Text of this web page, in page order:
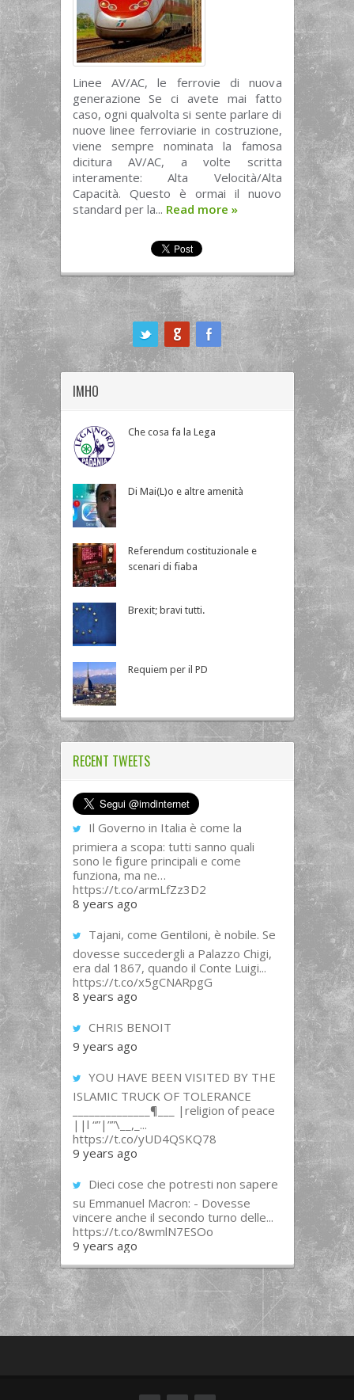
Linee AV/AC, le ferrovie di nuova
generazione Se ci avete mai fatto
caso, ogni qualvolta si sente parlare di
nuove linee ferroviarie in costruzione,
viene sempre nominata la famosa
dicitura AV/AC, a volte scritta
interamente: Alta Velocità/Alta
Capacità. Questo è ormai il nuovo
standard per la... Read more »
IMHO
Che cosa fa la Lega
Di Mai(L)o e altre amenità
Referendum costituzionale e
scenari di fiaba
Brexit; bravi tutti.
Requiem per il PD
RECENT TWEETS
Il Governo in Italia è come la
primiera a scopa: tutti sanno quali
sono le figure principali e come
funziona, ma ne…
https://t.co/armLfZz3D2
8 years ago
Tajani, come Gentiloni, è nobile. Se
dovesse succedergli a Palazzo Chigi,
era dal 1867, quando il Conte Luigi...
https://t.co/x5gCNARpgG
8 years ago
CHRIS BENOIT
9 years ago
YOU HAVE BEEN VISITED BY THE
ISLAMIC TRUCK OF TOLERANCE
______________¶___ |religion of peace
||l “”|””\__,_...
https://t.co/yUD4QSKQ78
9 years ago
Dieci cose che potresti non sapere
su Emmanuel Macron: - Dovesse
vincere anche il secondo turno delle...
https://t.co/8wmlN7ESOo
9 years ago